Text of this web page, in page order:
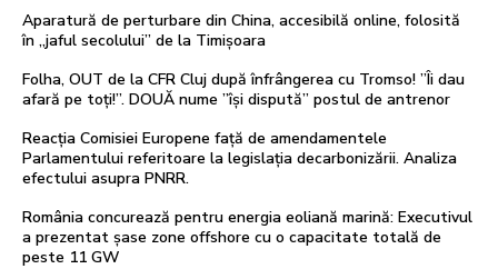
Aparatură de perturbare din China, accesibilă online, folosită
în „jaful secolului” de la Timișoara
Folha, OUT de la CFR Cluj după înfrângerea cu Tromso! ”Îi dau
afară pe toți!”. DOUĂ nume ”își dispută” postul de antrenor
Reacția Comisiei Europene față de amendamentele
Parlamentului referitoare la legislația decarbonizării. Analiza
efectului asupra PNRR.
România concurează pentru energia eoliană marină: Executivul
a prezentat șase zone offshore cu o capacitate totală de
peste 11 GW